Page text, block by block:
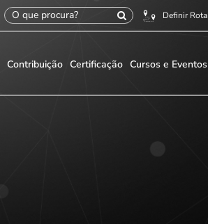
Definir Rota
Contribuição Certificação Cursos e Eventos